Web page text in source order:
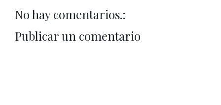
No hay comentarios.:
Publicar un comentario